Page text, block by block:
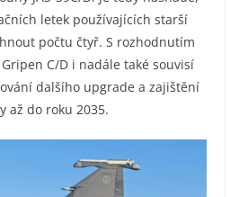
letek používajících starší
počtu čtyř. S rozhodnutím
C/D i nadále také souvisí
dalšího upgrade a zajištění
až do roku 2035.